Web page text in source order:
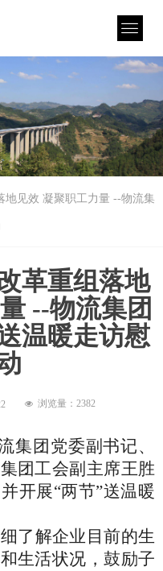
革重组落地
--物流集团
温暖走访慰
团党委副书记、
团工会副主席王胜
开展“两节”送温暖
了解企业目前的生
生活状况，鼓励子
地见效 凝聚职工力量 --物流集
넶 浏览量： 2382